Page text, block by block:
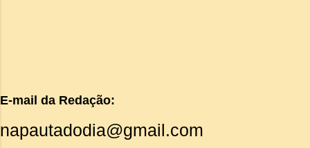
E-mail da Redação:
napautadodia@gmail.com